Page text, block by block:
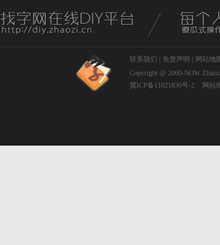
联系我们 免责声明
网站地
Copyright @ 2000-NOW
冀ICP备11021830号-2
网站